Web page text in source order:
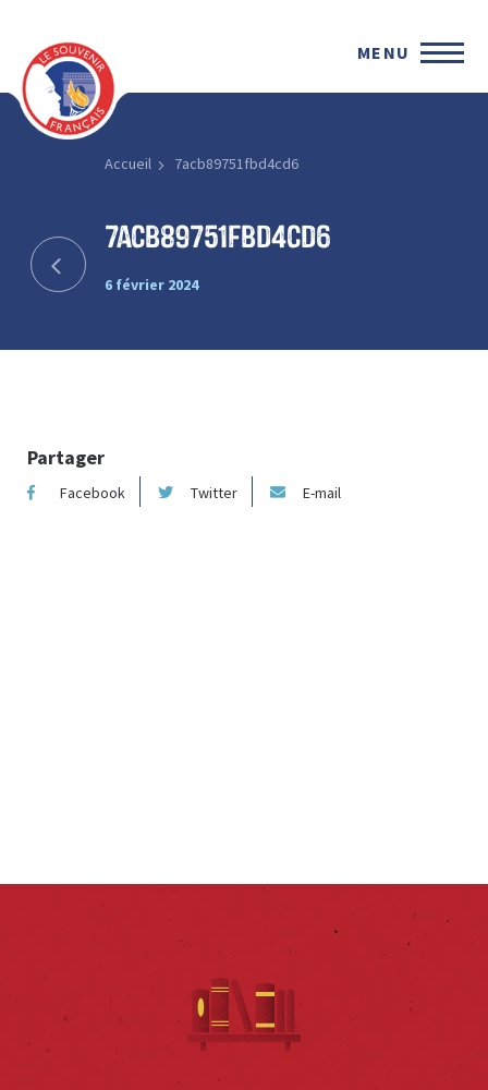
MENU
Accueil 7acb89751fbd4cd6
7acb89751fbd4cd6
6 février 2024
Partager
Facebook Twitter E-mail